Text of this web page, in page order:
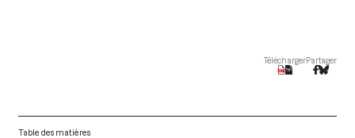
TéléchargerPartager
Table des matières